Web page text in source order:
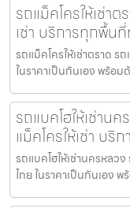
รถแม็คโครให้เช่า
เช่า บริการทุกพื้น
รถแม็คโครให้เช่าตราด ร
ในราคาเป็นกันเอง พร้อ
รถแบคโฮให้เช่าน
แม็คโครให้เช่า บ
รถแบคโฮให้เช่านครหลว
ไทย ในราคาเป็นกันเอง